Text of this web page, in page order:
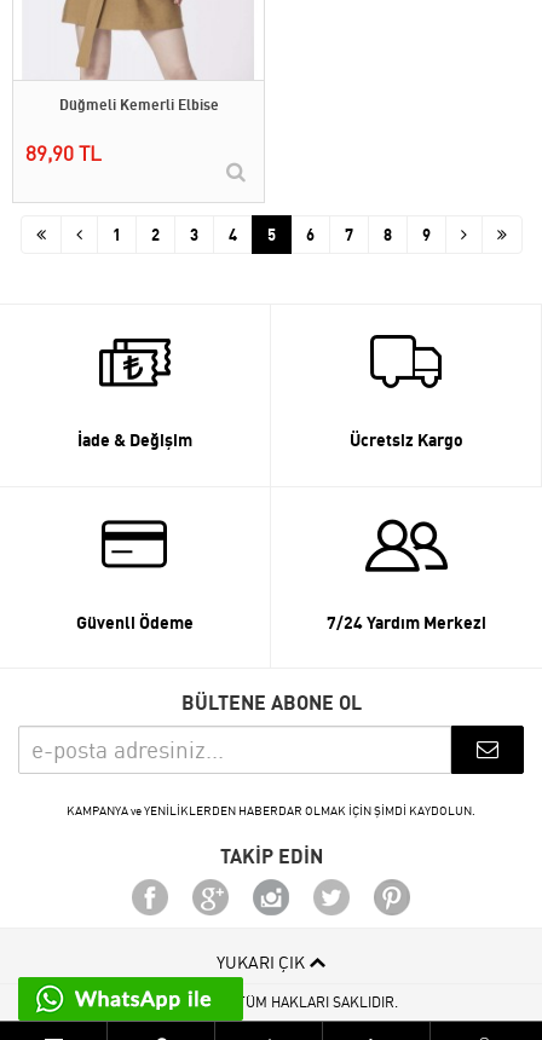
Düğmeli Kemerli Elbise
89,90 TL
1 2 3 4 5 6 7 8 9
İade & Değişim Ücretsiz Kargo
Güvenli Ödeme 7/24 Yardım Merkezi
BÜLTENE ABONE OL
KAMPANYA ve YENİLİKLERDEN HABERDAR OLMAK İÇİN ŞİMDİ KAYDOLUN.
TAKİP EDİN
YUKARI ÇIK
© 2015 - 2026 TÜM HAKLARI SAKLIDIR.